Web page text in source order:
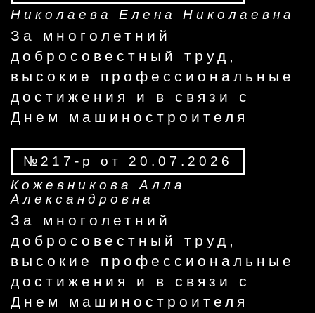
Николаева Елена Николаевна
За многолетний
добросовестный труд,
высокие профессиональные
достижения и в связи с
Днем машиностроителя
№217-р от 20.07.2026
Кожевникова Алла
Александровна
За многолетний
добросовестный труд,
высокие профессиональные
достижения и в связи с
Днем машиностроителя